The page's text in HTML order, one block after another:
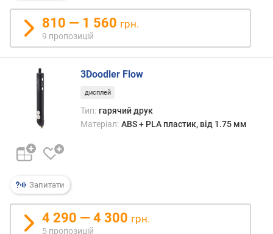
810 — 1 560 грн.
9 пропозицій
Запитати
3Doodler Flow
дисплей
Тип: гарячий друк
Матеріал: ABS + PLA пластик, від 1.75 мм
4 290 — 4 300 грн.
5 пропозицій